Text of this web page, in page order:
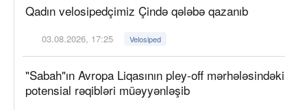
Qadın velosipedçimiz Çində qələbə qazanıb
03.08.2026, 17:25 Velosiped
"Sabah"ın Avropa Liqasının pley-off mərhələsindəki
potensial rəqibləri müəyyənləşib